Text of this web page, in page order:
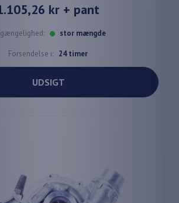
kr + pant
stor mængde
Forsendelse i: 24 timer
UDSIGT